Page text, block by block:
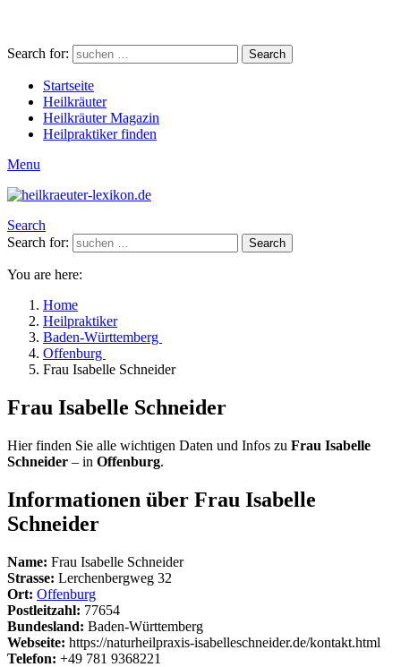
Search for: Search
Startseite
Heilkräuter
Heilkräuter Magazin
Heilpraktiker finden
Menu
Search
Search for:
Search
You are here:
Home
Heilpraktiker
Baden-Württemberg
Offenburg
Frau Isabelle Schneider
Frau Isabelle Schneider
Hier finden Sie alle wichtigen Daten und Infos zu Frau Isabelle
Schneider – in Offenburg.
Informationen über Frau Isabelle
Schneider
Name: Frau Isabelle Schneider
Strasse: Lerchenbergweg 32
Ort: Offenburg
Postleitzahl: 77654
Bundesland: Baden-Württemberg
Webseite: https://naturheilpraxis-isabelleschneider.de/kontakt.html
Telefon: +49 781 9368221